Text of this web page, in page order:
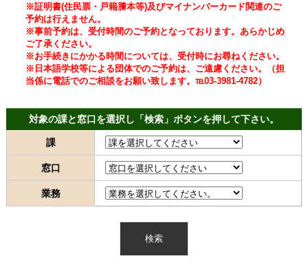
リアルタイム交付状況確認
メール通知登録
混雑予想カレンダー
※証明書(住民票・戸籍謄本等)及びマイナンバーカード関連のご
予約は行えません。
※事前予約は、受付時間のご予約となっております。あらかじめ
ご了承ください。
※お手続きにかかる時間については、受付時にお尋ねください。
※日本語学校等による団体でのご予約は、ご遠慮ください。（担
当係に電話でのご相談をお願い致します。℡03-3981-4782）
対象の課と窓口を選択し「検索」ボタンを押して下さい。
課
窓口
業務